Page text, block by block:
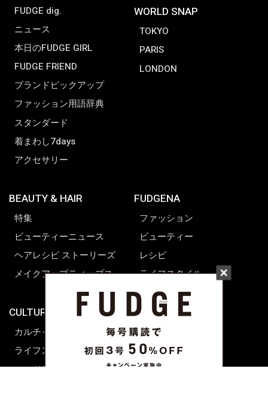
FUDGE dig.
ニュース
本日のFUDGE GIRL
FUDGE FRIEND
ブランドピックアップ
ファッション用語辞典
スタンダード
着まわし7days
アクセサリー
WORLD SNAP
TOKYO
PARIS
LONDON
BEAUTY & HAIR
特集
ビューティーニュース
ヘアレシピ ストーリーズ
メイクアップティップス
CULTURE & LIFE
カルチャー
ライフスタイル
フード&ドリンク
FUDGENA
ファッション
ビューティー
レシピ
ライフスタイル
海外生活